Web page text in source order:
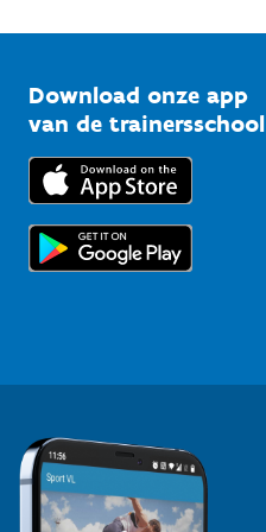
Bedrijven
Trainers en begeleiders
Topsporters
Vlaamse Trainersschool
Kennisplatform
Downloads
Voor de pers
Download onze app
van de trainersschool